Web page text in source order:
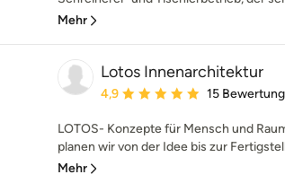
Mehr
Lotos Innenarchitektur
Durchschnittliche Bewertung:
4,9 15
LOTOS- Konzepte für Mensch und
planen wir von der Idee bis zur
Mehr